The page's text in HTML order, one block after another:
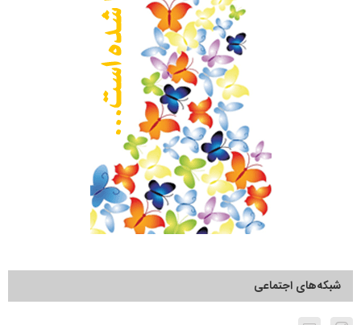
شبکه‌های اجتماعی